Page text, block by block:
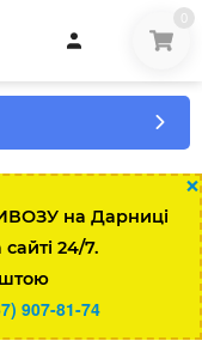
0
×
на Дарниці
24/7.
907-81-74